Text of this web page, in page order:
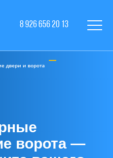
8 926 656 20 13
двери и ворота
ворота —